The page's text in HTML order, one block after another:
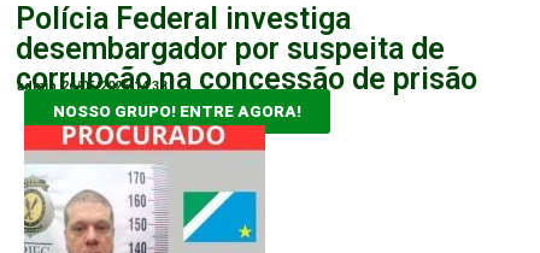
Polícia Federal investiga
desembargador por suspeita de
corrupção na concessão de prisão
admin 26/05/2026 14:38
NOSSO GRUPO! ENTRE AGORA!